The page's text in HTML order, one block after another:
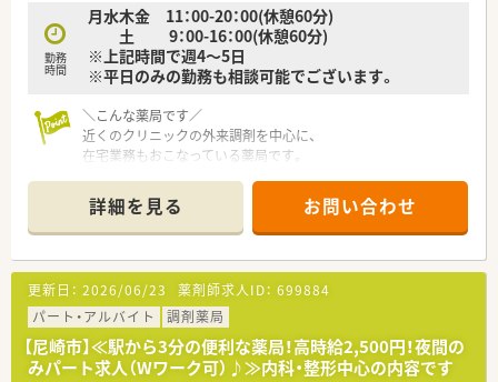
勤務
時間
月水木金 11：00-20：00(休憩60分)
土 9：00-16：00(休憩60分)
※上記時間で週4～5日
※平日のみの勤務も相談可能でございます。
＼こんな薬局です／
近くのクリニックの外来調剤を中心に、
在宅業務もおこなっている薬局です。
＼派遣スタッフの皆さまへ充実した
福利厚生・特典をご用意しております！／
■社会保険完備（就業条件による）。
■就業日は当社負担にて薬剤師賠償責任保険
が適用されますので、 安心してご就業いただけます。
■有休休暇（6ヶ月以上勤務）や夏季休暇、慶弔休暇も取得できま
す。
■勤務評価により時給アップがあります。
詳細を見る お問い合わせ
更新日： 2026/06/23 薬剤師求人ID： 699884
パート・アルバイト
調剤薬局
【尼崎市】≪駅から3分の便利な薬局！高時給2,500円！夜間の
みパート求人（Wワーク可）♪≫内科・整形中心の内容です